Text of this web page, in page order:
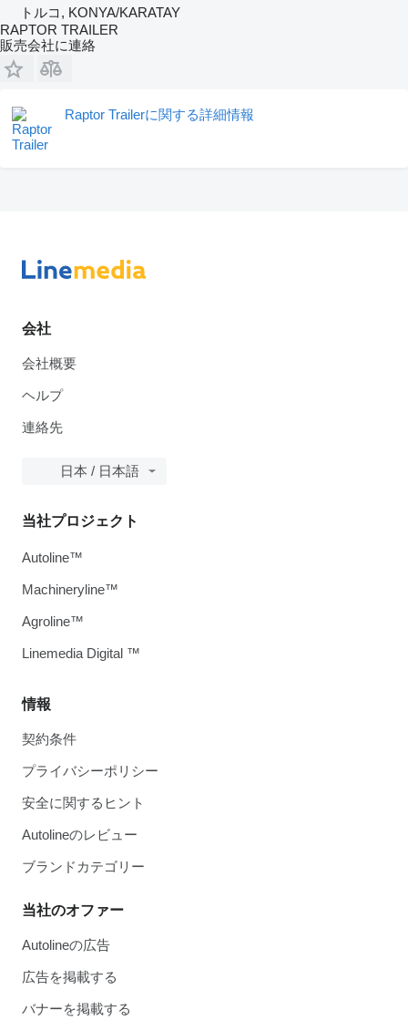
トルコ, KONYA/KARATAY
RAPTOR TRAILER
販売会社に連絡
Raptor Trailerに関する詳細情報
会社
会社概要
ヘルプ
連絡先
日本 / 日本語
情報
契約条件
プライバシーポリシー
安全に関するヒント
Autolineのレビュー
ブランドカテゴリー
当社のオファー
Autolineの広告
広告を掲載する
バナーを掲載する
当社プロジェクト
Autoline™
Machineryline™
Agroline™
Linemedia Digital ™